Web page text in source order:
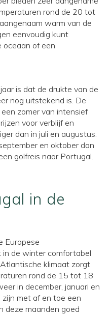
rond de 20 tot
warm van de
eenvoudig kunt
oceaan of een
is dat de drukte van de
nog uitstekend is. De
zomer van intensief
voor verblijf en
dan in juli en augustus.
en oktober dan
golfreis naar Portugal.
in de
Europese
de winter comfortabel
klimaat zorgt
rond de 15 tot 18
in december, januari en
met af en toe een
deze maanden goed